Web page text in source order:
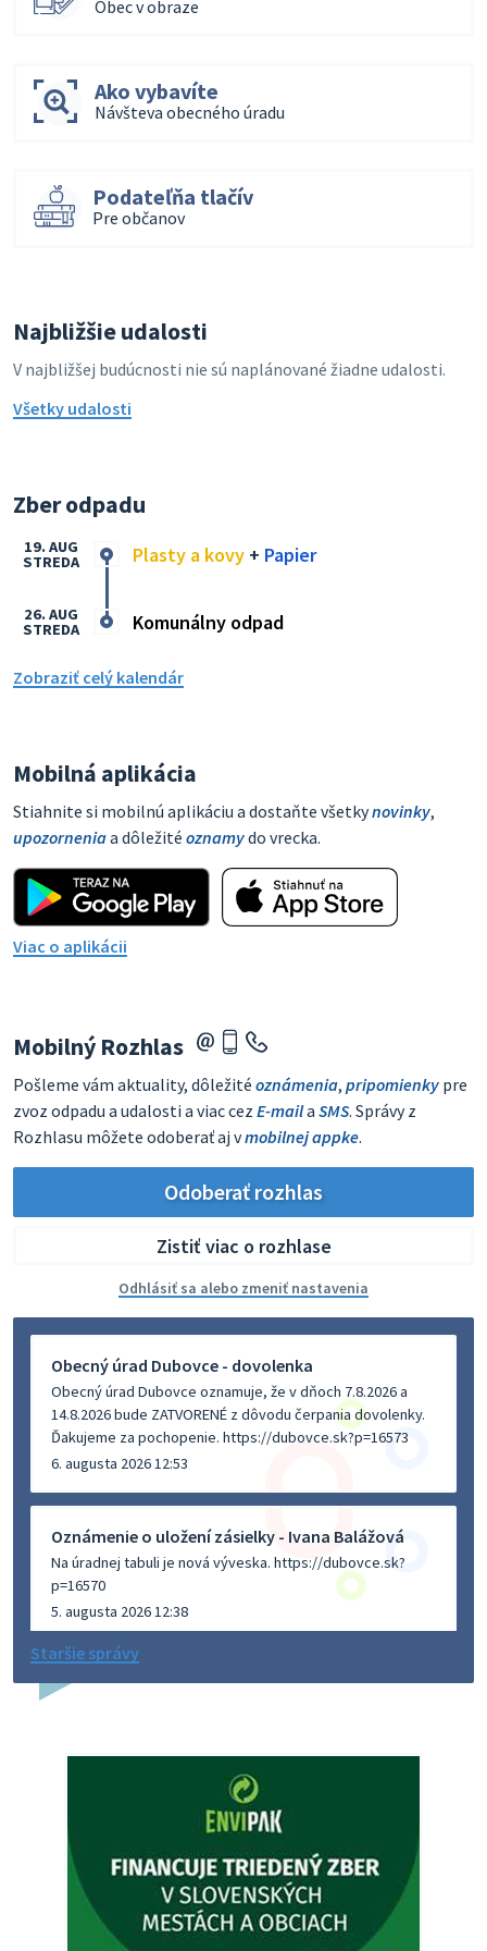
Obec v obraze
Ako vybavíte
Návšteva obecného úradu
Podateľňa tlačív
Pre občanov
Najbližšie udalosti
V najbližšej budúcnosti nie sú naplánované žiadne udalosti.
Všetky udalosti
Zber odpadu
Plasty a kovy + Papier
19. AUG
STREDA
Komunálny odpad
26. AUG
STREDA
Zobraziť celý kalendár
Mobilná aplikácia
Stiahnite si mobilnú aplikáciu a dostaňte všetkynovinky,
upozorneniaa dôležité oznamydo vrecka.
Viac o aplikácii
Mobilný Rozhlas
Pošleme vám aktuality, dôležité oznámenia, pripomienky pre
zvoz odpadu a udalosti a viac cez E-maila SMS. Správy z
Rozhlasu môžete odoberať aj vmobilnej appke.
Odoberať rozhlas
Zistiť viac o rozhlase
Odhlásiť sa alebo zmeniť nastavenia
Obecný úrad Dubovce - dovolenka
Obecný úrad Dubovce oznamuje, že v dňoch 7.8.2026 a
14.8.2026 bude ZATVORENÉ z dôvodu čerpania dovolenky.
Ďakujeme za pochopenie. https://dubovce.sk?p=16573
6. augusta 2026 12:53
Oznámenie o uložení zásielky - Ivana Balážová
Na úradnej tabuli je nová výveska. https://dubovce.sk?
p=16570
5. augusta 2026 12:38
Dovolenka - MUDr. Marián Sivoň
budeZATVORENÁ z dôvodu čerpania dovolenky. Akútne
prípady bude riešiť MUDr.Fisch…
Zajtrajší zvoz odpadu
Vážený občan, zajtra 5. 8. sa bude zvážať komunálny odpad.
4. augusta 2026 15:30
Staršie správy